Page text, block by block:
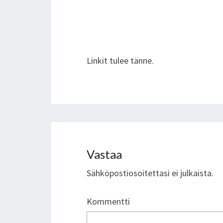
Linkit tulee tänne.
Vastaa
Sähköpostiosoitettasi ei julkaista.
Kommentti